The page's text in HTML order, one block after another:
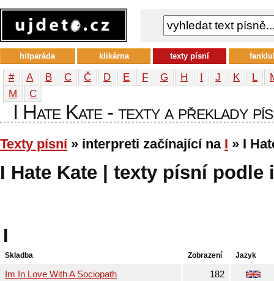
# A B C Č D E F G H I J K L
М
С
I Hate Kate - texty a překlady
Texty písní» interpreti začínající na I » I
I Hate Kate | texty písní podle
I
Skladba Zobrazení Jazyk
Im In Love With A Sociopath 182
hitparáda klikárna texty písní